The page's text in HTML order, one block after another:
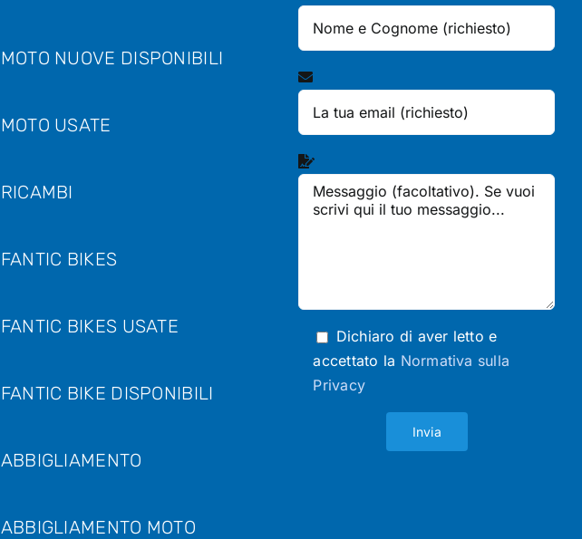
MOTO NUOVE DISPONIBILI
MOTO USATE
RICAMBI
FANTIC BIKES
FANTIC BIKES USATE
FANTIC BIKE DISPONIBILI
ABBIGLIAMENTO
ABBIGLIAMENTO MOTO
Dichiaro di aver letto e
accettato la Normativa sulla
Privacy